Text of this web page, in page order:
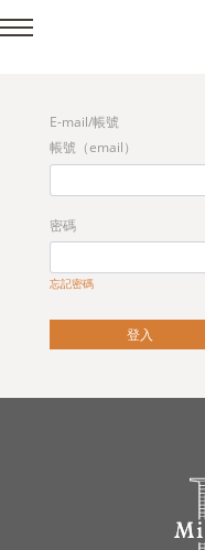
E-mail/帳號
帳號（email）
密碼
忘記密碼
登入